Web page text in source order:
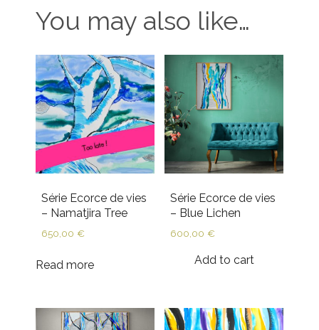
You may also like…
Série Ecorce de vies
– Namatjira Tree
650,00 €
Read more
Série Ecorce de vies
– Blue Lichen
600,00 €
Add to cart